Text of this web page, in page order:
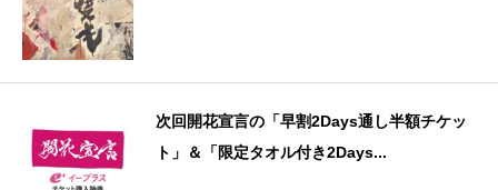
次回開花宣言の「早割2Days通し半額チケッ
ト」＆「限定タオル付き2Days...